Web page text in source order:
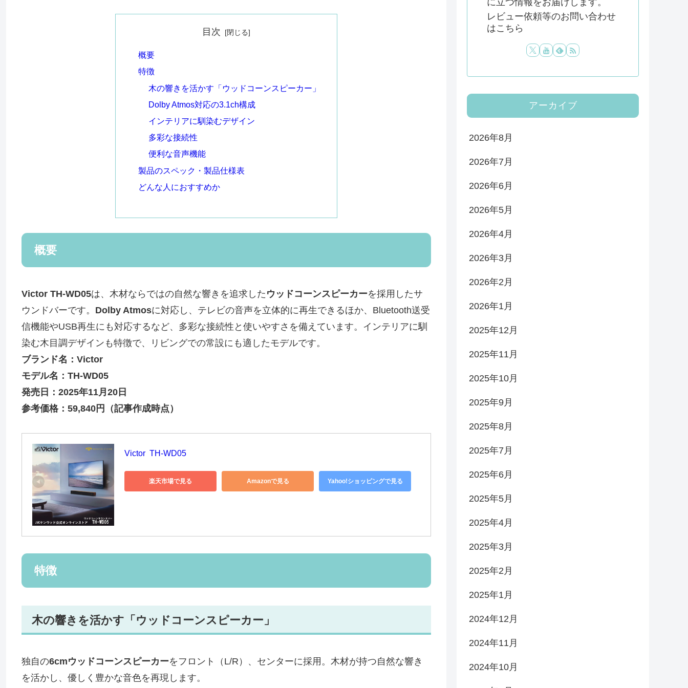
目次
概要
特徴
木の響きを活かす「ウッドコーンスピーカー」
Dolby Atmos対応の3.1ch構成
インテリアに馴染むデザイン
多彩な接続性
便利な音声機能
製品のスペック・製品仕様表
どんな人におすすめか
概要
Victor TH-WD05は、木材ならではの自然な響きを追求した ウッドコーンスピーカーを採用したサ
ウンドバーです。 Dolby Atmosに対応し、テレビの音声を立体的に再生できるほか、Bluetooth送受
信機能やUSB再生にも対応するなど、多彩な接続性と使いやすさを備えています。インテリアに馴
染む木目調デザインも特徴で、リビングでの常設にも適したモデルです。
ブランド名：Victor
モデル名：TH-WD05
発売日：2025年11月20日
参考価格：59,840円（記事作成時点）
Victor  TH-WD05
楽天市場で見る Amazonで見る Yahoo!ショッピングで見る
特徴
木の響きを活かす「ウッドコーンスピーカー」
独自の6cmウッドコーンスピーカーをフロント（L/R）、センターに採用。木材が持つ自然な響き
を活かし、優しく豊かな音色を再現します。
レビュー依頼等のお問い合わせ
はこちら
アーカイブ
2026年8月
2026年7月
2026年6月
2026年5月
2026年4月
2026年3月
2026年2月
2026年1月
2025年12月
2025年11月
2025年10月
2025年9月
2025年8月
2025年7月
2025年6月
2025年5月
2025年4月
2025年3月
2025年2月
2025年1月
2024年12月
2024年11月
2024年10月